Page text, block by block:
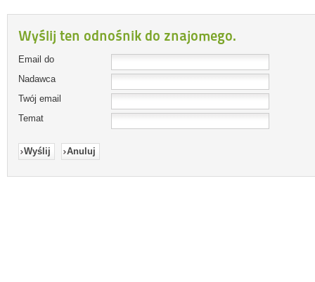
Wyślij ten odnośnik do znajomego.
Email do
Nadawca
Twój email
Temat
Wyślij Anuluj